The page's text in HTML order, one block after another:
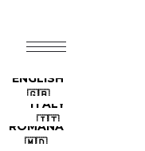
ROMÂNĂ
🇲🇩
ITALY
🇮🇹
ENGLISH
🇬🇧